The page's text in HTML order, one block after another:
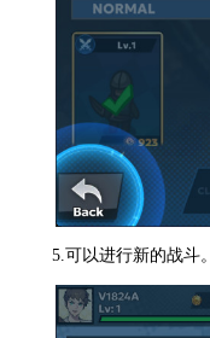
5.可以进行新的战斗。